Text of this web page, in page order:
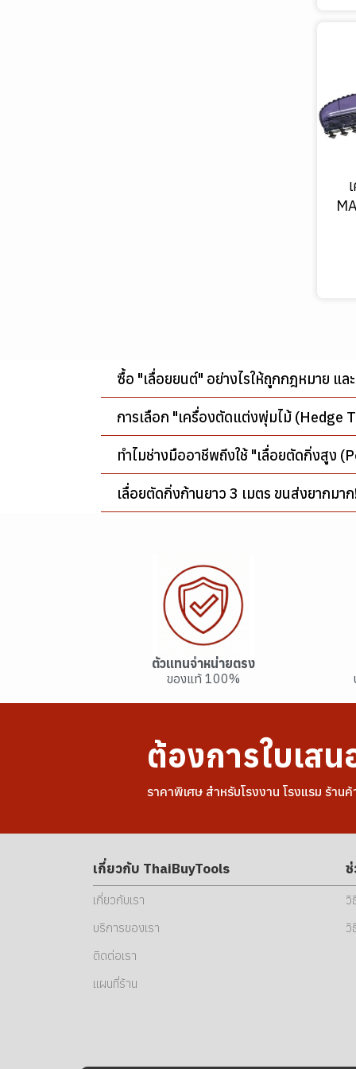
ซื้อ "เลื่อยยนต์" อย่างไรให้ถูกกฎหมาย แ
การเลือก "เครื่องตัดแต่งพุ่มไม้ (Hedge
ทำไมช่างมืออาชีพถึงใช้ "เลื่อยตัดกิ่งสูง
เลื่อยตัดกิ่งก้านยาว 3 เมตร ขนส่งยากมา
ตัวแทนจำหน่ายตรง
ของแท้ 100%
ต้องการใบเสน
ราคาพิเศษ สำหรับโรงงาน โรงแรม ร้านค้
เกี่ยวกับ ThaiBuyTools
เกี่ยวกับเรา
บริการของเรา
ติดต่อเรา
แผนที่ร้าน
วิ
วิ